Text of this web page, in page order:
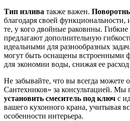
Тип излива также важен.
благодаря своей
те, у кого двойные раковины. Гибкие
предлагают дополнительную
идеальными для разнообразных
могут быть оснащены встроенными
для экономии воды, снижая ее
Не забывайте, что вы всегда можете
Сантехников» за консультацией.
установить смеситель под ключ с
вашего кухонного крана, учитывая
особенности интерьера.